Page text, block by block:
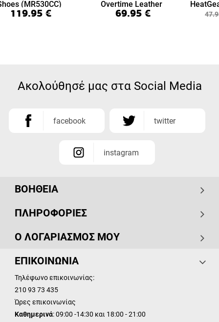
(MR530CC)
119.95 €
Overtime Leather
(999894-BBK)
69.95 €
7/8
Ακολούθησέ μας στα Social Media
facebook twitter
instagram
ΒΟΗΘΕΙΑ
ΠΛΗΡΟΦΟΡΙΕΣ
Ο ΛΟΓΑΡΙΑΣΜΟΣ ΜΟΥ
ΕΠΙΚΟΙΝΩΝΙΑ
Τηλέφωνο επικοινωνίας:
210 93 73 435
Ώρες επικοινωνίας
Καθημερινά: 09:00 -14:30 και 18:00 - 21:00